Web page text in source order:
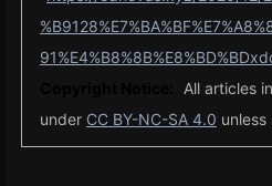
All articles
under CC BY-NC-SA 4.0